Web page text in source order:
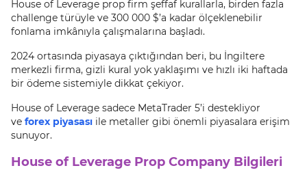
House of Leverage prop firm şeffaf kurallarla, birden fazla
challenge türüyle ve 300 000 $’a kadar ölçeklenebilir
fonlama imkânıyla çalışmalarına başladı.
2024 ortasında piyasaya çıktığından beri, bu İngiltere
merkezli firma, gizli kural yok yaklaşımı ve hızlı iki haftada
bir ödeme sistemiyle dikkat çekiyor.
House of Leverage sadece MetaTrader 5’i destekliyor
ve forex piyasası ile metaller gibi önemli piyasalara erişim
sunuyor.
House of Leverage Prop Company Bilgileri